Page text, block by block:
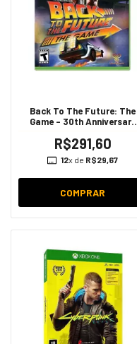
Back To The Future: The
Game - 30th Anniversary
R$291,60
12x de R$29,67
COMPRAR